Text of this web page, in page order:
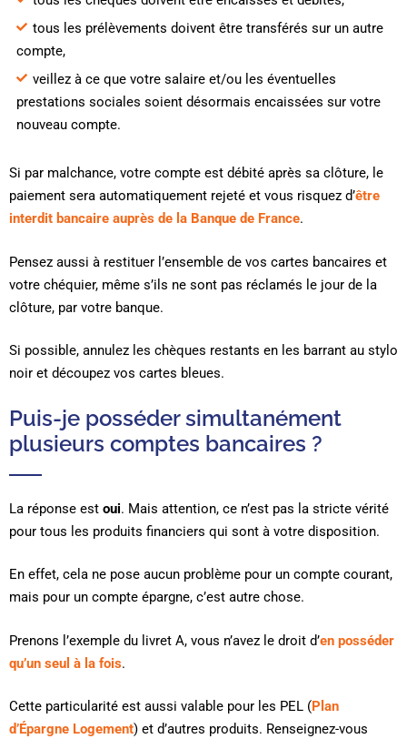
tous les prélèvements doivent être transférés sur un autre
compte,
veillez à ce que votre salaire et/ou les éventuelles
prestations sociales soient désormais encaissées sur votre
nouveau compte.
Si par malchance, votre compte est débité après sa clôture, le
paiement sera automatiquement rejeté et vous risquez d’être
interdit bancaire auprès de la Banque de France.
Pensez aussi à restituer l’ensemble de vos cartes bancaires et
votre chéquier, même s’ils ne sont pas réclamés le jour de la
clôture, par votre banque.
Si possible, annulez les chèques restants en les barrant au stylo
noir et découpez vos cartes bleues.
Puis-je posséder simultanément
plusieurs comptes bancaires ?
La réponse est oui. Mais attention, ce n’est pas la stricte vérité
pour tous les produits financiers qui sont à votre disposition.
En effet, cela ne pose aucun problème pour un compte courant,
mais pour un compte épargne, c’est autre chose.
Prenons l’exemple du livret A, vous n’avez le droit d’en posséder
qu’un seul à la fois.
Cette particularité est aussi valable pour les PEL (Plan
d’Épargne Logement) et d’autres produits. Renseignez-vous